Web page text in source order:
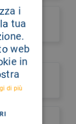
i
tua
web
in
di più